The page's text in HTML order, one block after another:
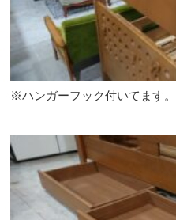
※ハンガーフック付いてます。